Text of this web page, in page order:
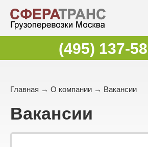
(495) 137-
Главная → О компании → Вакансии
Вакансии